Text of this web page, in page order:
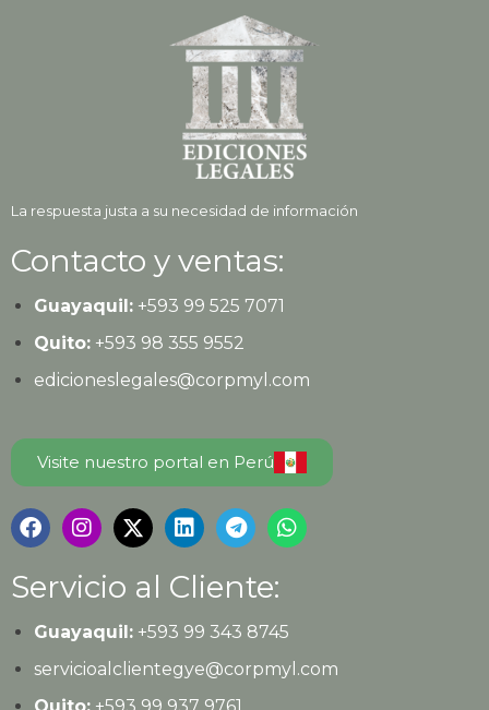
La respuesta justa a su necesidad de información
Contacto y ventas:
Guayaquil:+593 99 525 7071
Quito:+593 98 355 9552
edicioneslegales@corpmyl.com
Visite nuestro portal en Perú
Servicio al Cliente:
Guayaquil:+593 99 343 8745
servicioalclientegye@corpmyl.com